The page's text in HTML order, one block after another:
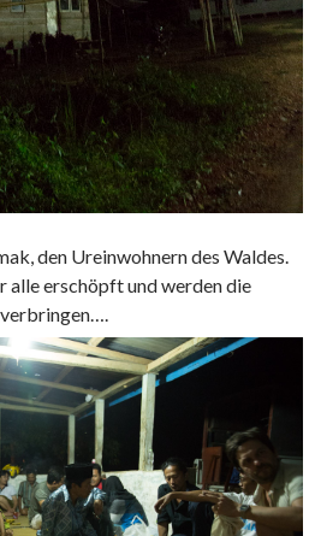
den Ureinwohnern des Waldes.
alle erschöpft und werden die